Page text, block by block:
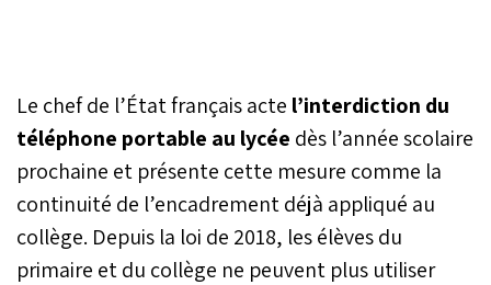
Le chef de l’État français acte l’interdiction du
téléphone portable au lycée dès l’année scolaire
prochaine et présente cette mesure comme la
continuité de l’encadrement déjà appliqué au
collège. Depuis la loi de 2018, les élèves du
primaire et du collège ne peuvent plus utiliser